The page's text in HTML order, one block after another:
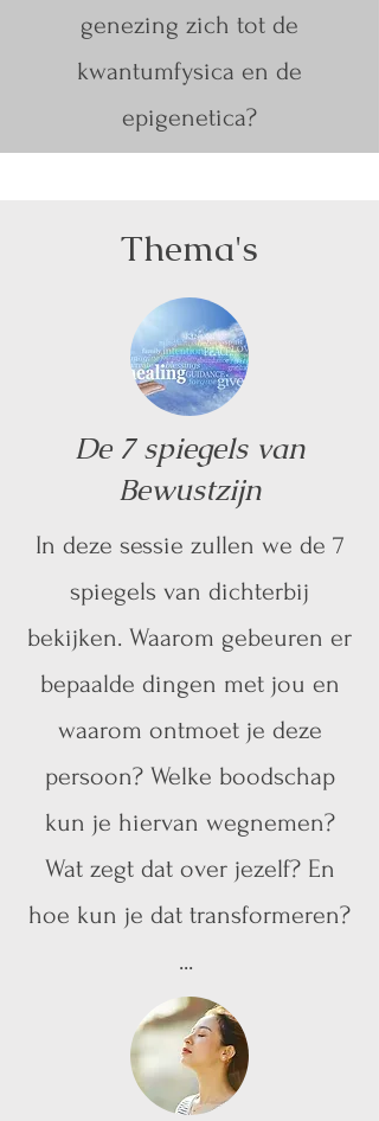
genezing zich tot de
kwantumfysica en de
epigenetica?
Thema's
De 7 spiegels van
Bewustzijn
In deze sessie zullen we de 7
spiegels van dichterbij
bekijken. Waarom gebeuren er
bepaalde dingen met jou en
waarom ontmoet je deze
persoon? Welke boodschap
kun je hiervan wegnemen?
Wat zegt dat over jezelf? En
hoe kun je dat transformeren?
...